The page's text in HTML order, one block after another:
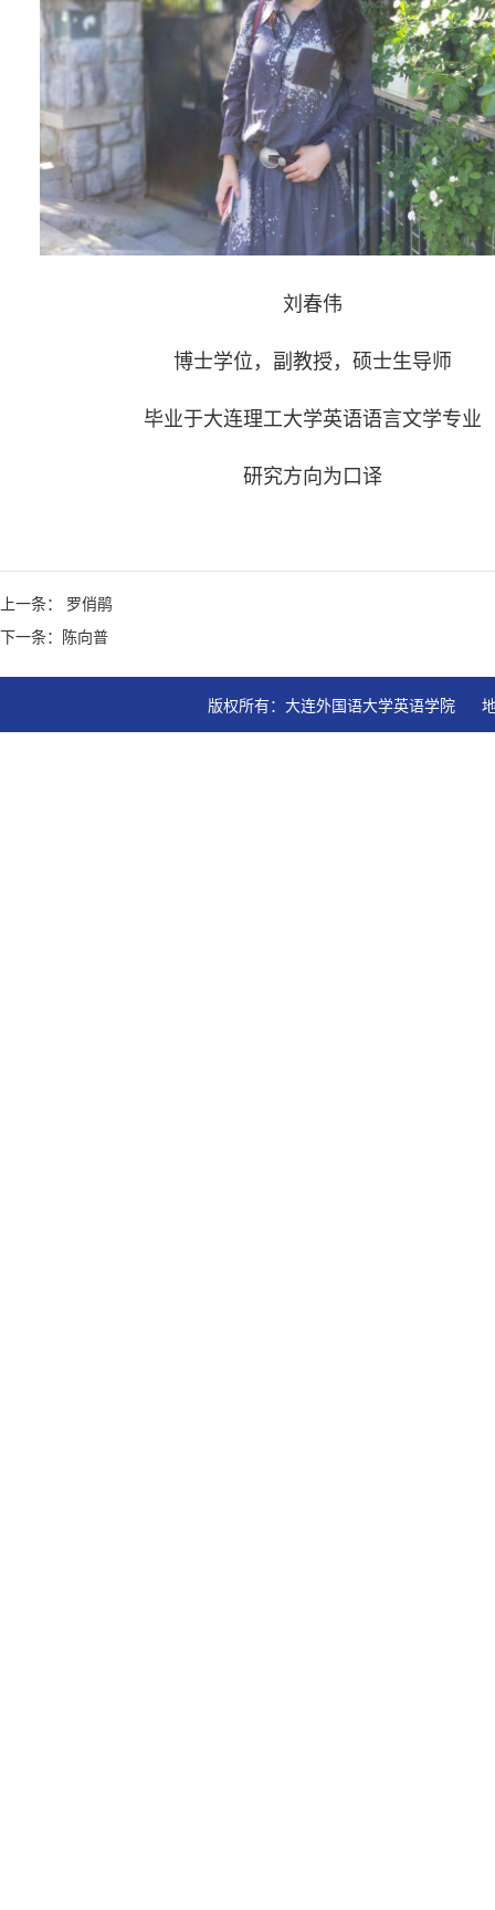
刘春伟
博士学位，副教授，硕士生导师
毕业于大连理工大学英语语言文学专业
研究方向为口译
上一条： 罗俏鹃
下一条：陈向普
版权所有：大连外国语大学英语学院